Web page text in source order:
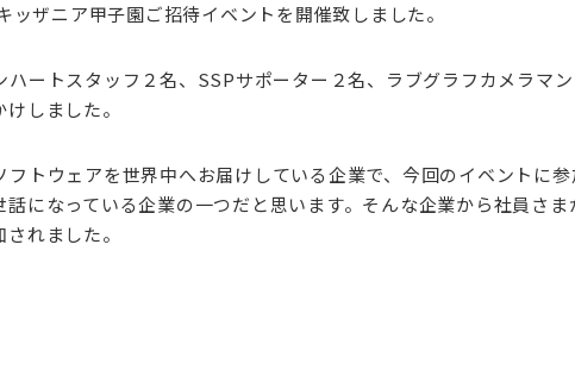
ザニア甲子園ご招待イベントを開催致しました。
ートスタッフ２名、SSPサポーター２名、ラブグラフカメラマ
しました。
トウェアを世界中へお届けしている企業で、今回のイベントに
になっている企業の一つだと思います。そんな企業から社員さま
れました。